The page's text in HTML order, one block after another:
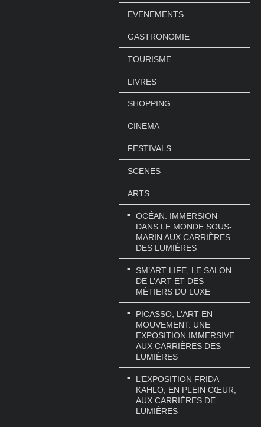
EVENEMENTS
GASTRONOMIE
TOURISME
LIVRES
SHOPPING
CINEMA
FESTIVALS
SCENES
ARTS
OCÉAN. IMMERSION
DANS LE MONDE SOUS-
MARIN AUX CARRIÈRES
DES LUMIÈRES
SM’ART LIFE, LE SALON
DE L’ART ET DES
MÉTIERS DU LUXE
PICASSO, L’ART EN
MOUVEMENT. UNE
EXPOSITION IMMERSIVE
AUX CARRIÈRES DES
LUMIÈRES
L’EXPOSITION FRIDA
KAHLO, EN PLEIN CŒUR,
AUX CARRIÈRES DE
LUMIÈRES